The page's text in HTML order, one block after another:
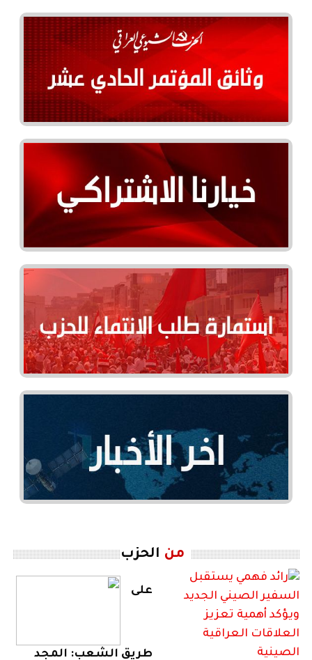
من الحزب
على
طريق الشعب: المجد